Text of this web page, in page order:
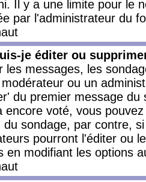
Il y a une limite pour le
par l'administrateur du
je éditer ou
les messages, les
ou un
du premier message
encore voté, vous
du sondage, par contre,
pourront l'éditer ou
en modifiant les options